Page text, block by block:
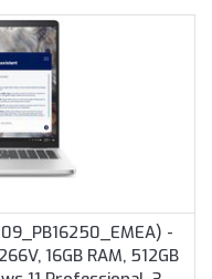
-
16GB RAM, 512GB